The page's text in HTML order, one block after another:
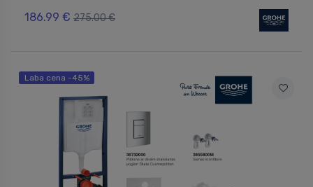
186.99 € 275.00 €
Laba cena -45%